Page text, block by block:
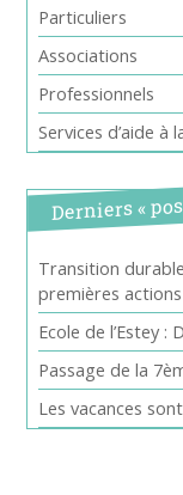
Particuliers
Associations
Professionnels
Services d’aide à
Derniers «
Transition
premières actions
Ecole de l’Estey
Passage de la
Les vacances